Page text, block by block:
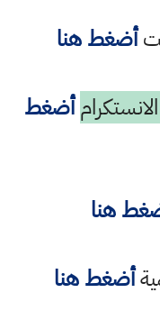
أضغط هنا
أضغط
هنا
أضغط هنا